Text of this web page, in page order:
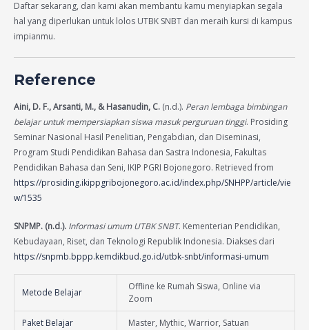
Daftar sekarang, dan kami akan membantu kamu menyiapkan segala
hal yang diperlukan untuk lolos UTBK SNBT dan meraih kursi di kampus
impianmu.
Reference
Aini, D. F., Arsanti, M., & Hasanudin, C. (n.d.). Peran lembaga bimbingan
belajar untuk mempersiapkan siswa masuk perguruan tinggi. Prosiding
Seminar Nasional Hasil Penelitian, Pengabdian, dan Diseminasi,
Program Studi Pendidikan Bahasa dan Sastra Indonesia, Fakultas
Pendidikan Bahasa dan Seni, IKIP PGRI Bojonegoro. Retrieved from
https://prosiding.ikippgribojonegoro.ac.id/index.php/SNHPP/article/vie
w/1535
SNPMP. (n.d.). Informasi umum UTBK SNBT. Kementerian Pendidikan,
Kebudayaan, Riset, dan Teknologi Republik Indonesia. Diakses dari
https://snpmb.bppp.kemdikbud.go.id/utbk-snbt/informasi-umum
Metode Belajar
Offline ke Rumah Siswa, Online via
Zoom
Paket Belajar Master, Mythic, Warrior, Satuan